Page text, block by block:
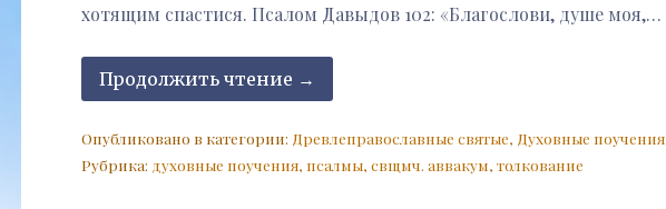
хотящим спастися. Псалом Давыдов 102: «Благослови, душе моя,…
Продолжить чтение →
Опубликовано в категории: Древлеправославные святые, Духовные поучения
Рубрика: духовные поучения, псалмы, свщмч. аввакум, толкование